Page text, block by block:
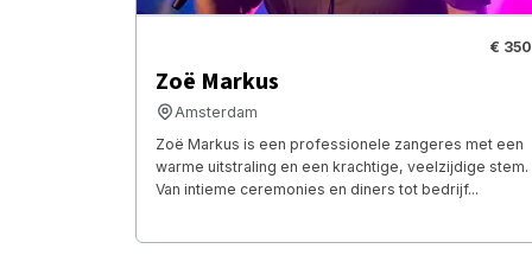
€ 350
Zoë Markus
Amsterdam
Zoë Markus is een professionele zangeres met een
warme uitstraling en een krachtige, veelzijdige stem.
Van intieme ceremonies en diners tot bedrijf...